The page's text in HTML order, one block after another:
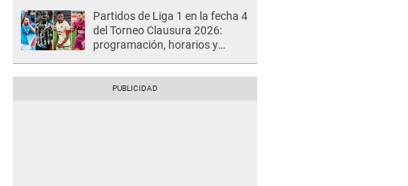
Partidos de Liga 1 en la fecha 4
del Torneo Clausura 2026:
programación, horarios y